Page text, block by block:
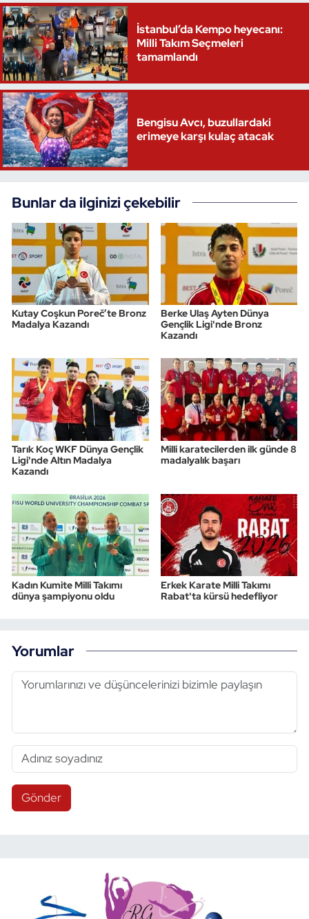
İstanbul’da Kempo heyecanı:
Milli Takım Seçmeleri
tamamlandı
Bengisu Avcı, buzullardaki
erimeye karşı kulaç atacak
Bunlar da ilginizi çekebilir
Kutay Coşkun Poreč’te Bronz
Madalya Kazandı
Berke Ulaş Ayten Dünya
Gençlik Ligi'nde Bronz
Kazandı
Tarık Koç WKF Dünya Gençlik
Ligi'nde Altın Madalya
Kazandı
Milli karatecilerden ilk günde 8
madalyalık başarı
Kadın Kumite Milli Takımı
dünya şampiyonu oldu
Erkek Karate Milli Takımı
Rabat'ta kürsü hedefliyor
Yorumlar
Gönder
Triatlon
Voleybol
Vücut Geliştirme Fitness
Wushu Kungfu
Yelken
Yüzme